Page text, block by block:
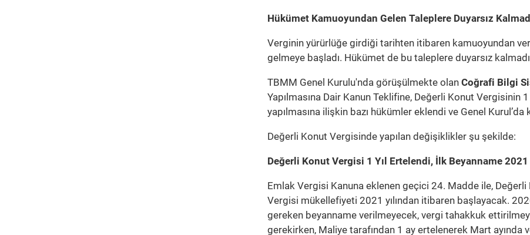
Hükümet Kamuoyundan Gelen Taleplere Duyarsız
Verginin yürürlüğe girdiği tarihten itibaren kamuoyundan
gelmeye başladı. Hükümet de bu taleplere duyarsız
TBMM Genel Kurulu'nda görüşülmekte olan Coğrafi Bilgi
Yapılmasına Dair Kanun Teklifine, Değerli Konut Vergisinin
yapılmasına ilişkin bazı hükümler eklendi ve Genel Kurul’da
Değerli Konut Vergisinde yapılan değişiklikler şu şekilde:
Değerli Konut Vergisi 1 Yıl Ertelendi, İlk Beyanname 2021
Emlak Vergisi Kanuna eklenen geçici 24. Madde ile,
Vergisi mükellefiyeti 2021 yılından itibaren başlayacak.
gereken beyanname verilmeyecek, vergi tahakkuk
gerekirken, Maliye tarafından 1 ay ertelenerek Mart